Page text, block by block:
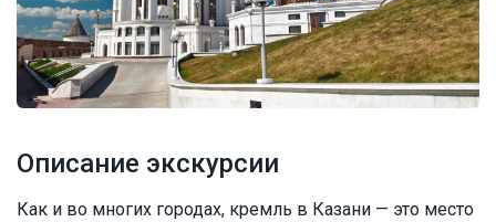
Описание экскурсии
Как и во многих городах, кремль в Казани — это место